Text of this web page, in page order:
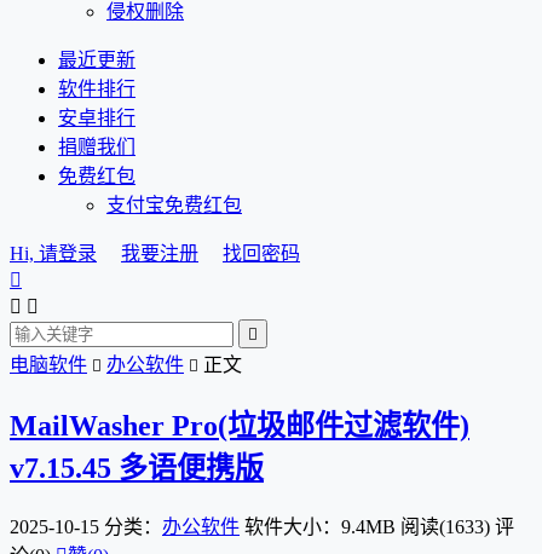
侵权删除
最近更新
软件排行
安卓排行
捐赠我们
免费红包
支付宝免费红包
Hi, 请登录 我要注册
找回密码

 

电脑软件  办公软件  正文
MailWasher Pro(垃圾邮件过滤软件)
v7.15.45 多语便携版
2025-10-15 分类： 办公软件 软件大小：9.4MB 阅读(1633) 评